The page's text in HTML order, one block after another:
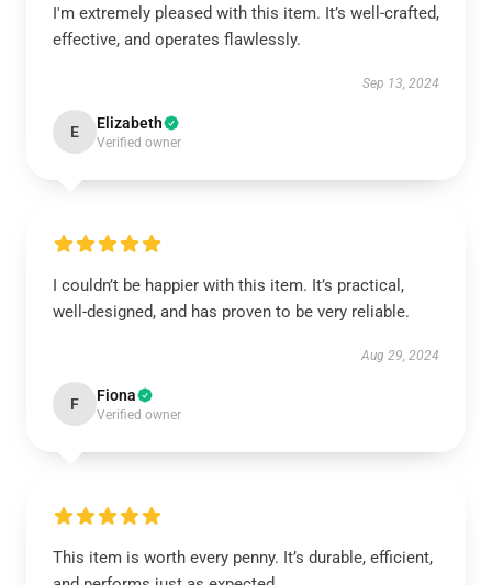
I'm extremely pleased with this item. It’s well-crafted,
effective, and operates flawlessly.
Sep 13, 2024
E Elizabeth
Verified owner
I couldn’t be happier with this item. It’s practical,
well-designed, and has proven to be very reliable.
Aug 29, 2024
F Fiona
Verified owner
This item is worth every penny. It’s durable, efficient,